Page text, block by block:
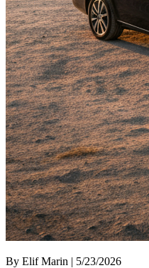
By Elif Marin | 5/23/2026